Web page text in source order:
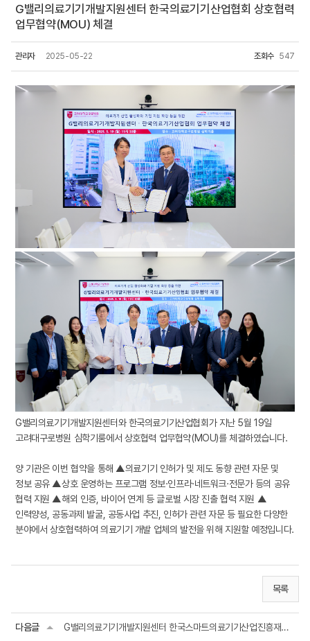
G밸리의료기기개발지원센터 한국의료기기산업협회 상호협력
업무협약(MOU) 체결
관리자 2025-05-22 조회수 547
G밸리의료기기개발지원센터와 한국의료기기산업협회가 지난 5월 19일
고려대구로병원 심학기룸에서 상호협력 업무협약(MOU)를 체결하였습니다.
양 기관은 이번 협약을 통해 ▲의료기기 인허가 및 제도 동향 관련 자문 및
정보 공유 ▲상호 운영하는 프로그램 정보·인프라·네트워크·전문가 등의 공유
협력 지원 ▲해외 인증, 바이어 연계 등 글로벌 시장 진출 협력 지원 ▲
인력양성, 공동과제 발굴, 공동사업 추진, 인허가 관련 자문 등 필요한 다양한
분야에서 상호협력하여 의료기기 개발 업체의 발전을 위해 지원할 예정입니다.
목록
다음글 G밸리의료기기개발지원센터 한국스마트의료기기산업진흥재단 상호협력 업무협약(MOU) ...